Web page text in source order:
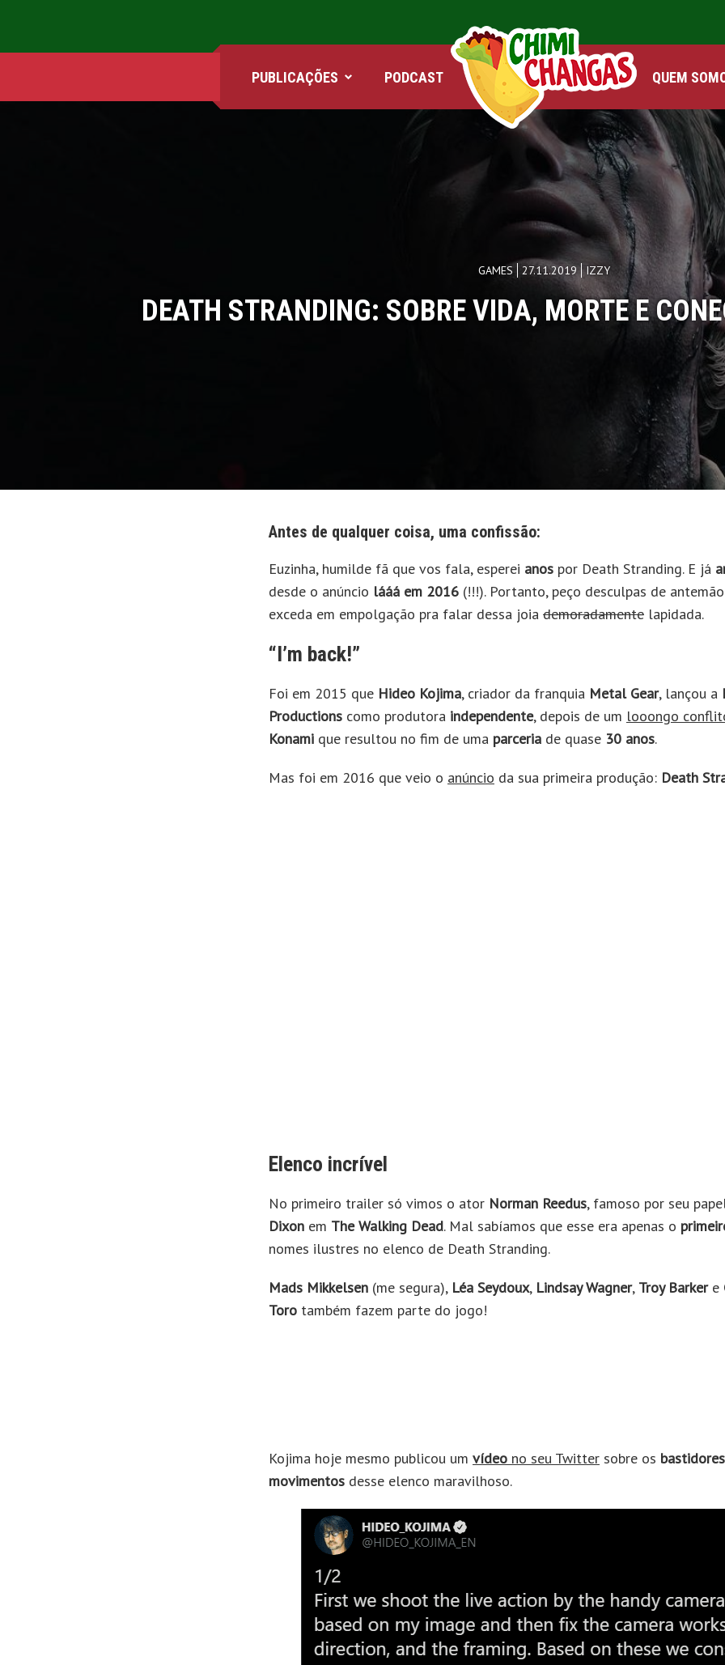
PUBLICAÇÕES PODCAST QUEM
GAMES 27.11.2019 IZZY
DEATH STRANDING: SOBRE VIDA, MORTE E
Antes de qualquer coisa, uma confissão:
Euzinha, humilde fã que vos fala, esperei anos por Death Stranding. E já
desde o anúncio lááá em 2016 (!!!). Portanto, peço desculpas de
exceda em empolgação pra falar dessa joia demoradamente lapidada.
“I’m back!”
Foi em 2015 que Hideo Kojima, criador da franquia Metal Gear, lançou a
Productions como produtora independente, depois de um looongo
Konami que resultou no fim de uma parceria de quase 30 anos.
Mas foi em 2016 que veio o anúncio da sua primeira produção: Death
Elenco incrível
No primeiro trailer só vimos o ator Norman Reedus, famoso por seu
Dixon em The Walking Dead. Mal sabíamos que esse era apenas o
nomes ilustres no elenco de Death Stranding.
Mads Mikkelsen (me segura), Léa Seydoux, Lindsay Wagner, Troy Barkere
Toro também fazem parte do jogo!
Kojima hoje mesmo publicou um vídeo no seu Twitter sobre os bastidores
movimentos desse elenco maravilhoso.